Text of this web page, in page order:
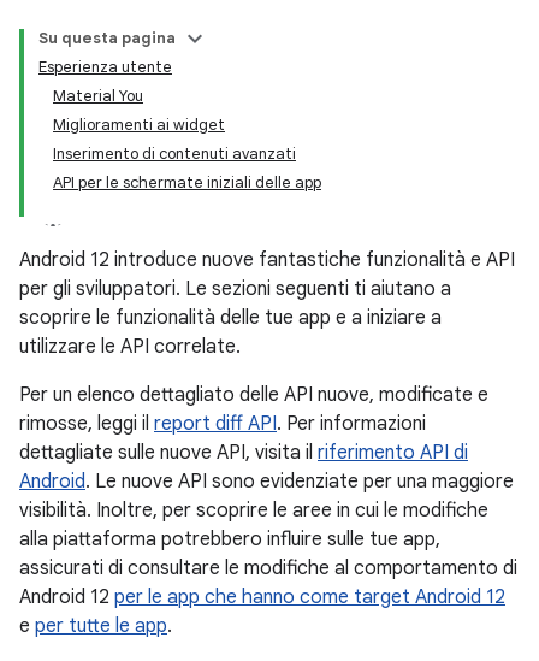
Su questa pagina
Esperienza utente
Material You
Miglioramenti ai widget
Inserimento di contenuti avanzati
API per le schermate iniziali delle app
Android 12 introduce nuove fantastiche funzionalità e API
per gli sviluppatori. Le sezioni seguenti ti aiutano a
scoprire le funzionalità delle tue app e a iniziare a
utilizzare le API correlate.
Per un elenco dettagliato delle API nuove, modificate e
rimosse, leggi il report diff API. Per informazioni
dettagliate sulle nuove API, visita il riferimento API di
Android. Le nuove API sono evidenziate per una maggiore
visibilità. Inoltre, per scoprire le aree in cui le modifiche
alla piattaforma potrebbero influire sulle tue app,
assicurati di consultare le modifiche al comportamento di
Android 12 per le app che hanno come target Android 12
e per tutte le app.